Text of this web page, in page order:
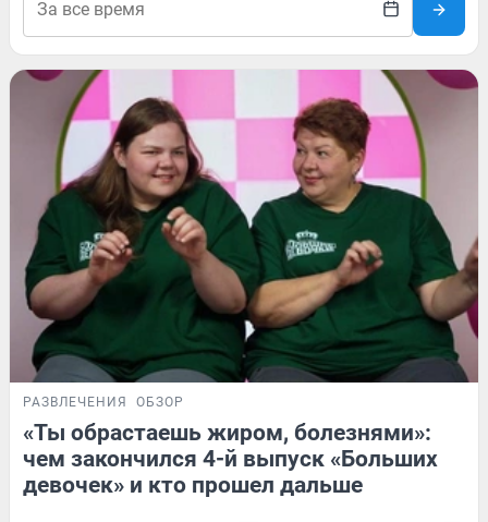
РАЗВЛЕЧЕНИЯ ОБЗОР
«Ты обрастаешь жиром, болезнями»:
чем закончился 4-й выпуск «Больших
девочек» и кто прошел дальше